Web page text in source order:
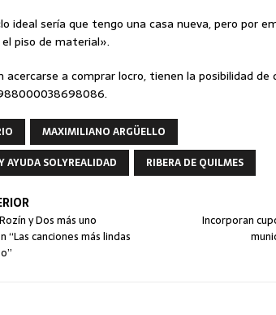
ideal sería que tengo una casa nueva, pero por
piso de material».
acercarse a comprar locro, tienen la posibilidad
MAXIMILIANO ARGÜELLO
AYUDA SOLYREALIDAD
RIBERA DE QUILMES
y Dos más uno
“Las canciones más lindas
Incorporan